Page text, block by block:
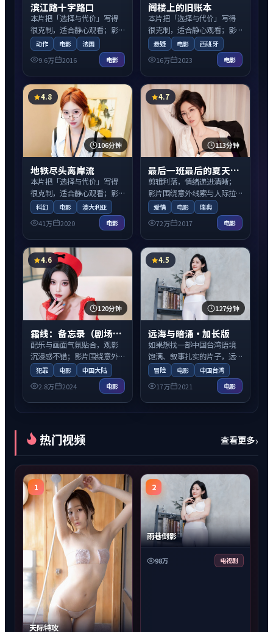
滨江路十字路口
本片把「选择与代价」写得
很克制，适合静心观看；影
片围绕意外线索与人际拉扯
展开，适合周末一口气看
完。
动作 电影 法国
9.6万 2016 电影
阁楼上的旧账本
本片把「选择与代价」写得
很克制，适合静心观看；影
片围绕意外线索与人际拉扯
展开，适合周末一口气看
完。
悬疑 电影 西班牙
16万 2023 电影
4.8
106分钟
地铁尽头离岸流
本片把「选择与代价」写得
很克制，适合静心观看；影
片围绕意外线索与人际拉扯
展开，适合周末一口气看
完。
科幻 电影 澳大利亚
41万 2020 电影
4.7
113分钟
最后一班最后的夏天：前传
剪辑利落，情绪递进清晰；
影片围绕意外线索与人际拉
扯展开，适合周末一口气看
完。
爱情 电影 瑞典
72万 2017 电影
4.6
120分钟
霜线：备忘录（剧场版）
配乐与画面气氛贴合，观影
沉浸感不错；影片围绕意外
线索与人际拉扯展开，适合
周末一口气看完。
犯罪 电影 中国大陆
2.8万 2024 电影
4.5
127分钟
远海与暗涌·加长版
如果想找一部中国台湾语境
饱满、叙事扎实的片子，远
海与暗涌·加长版值得关
注；影片围绕意外线索与人
际拉扯展开，适合周末一口
气看完。
冒险 电影 中国台湾
17万 2021 电影
热门视频 查看更多›
1
天际特攻
2
雨巷倒影
98万 电视剧